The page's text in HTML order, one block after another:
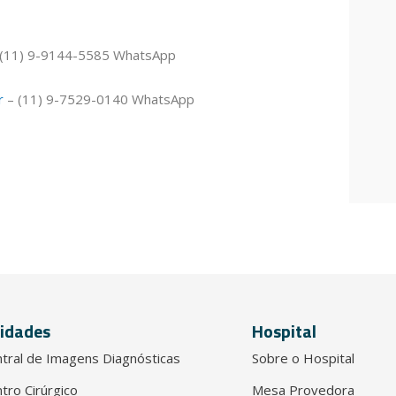
9-9144-5585 WhatsApp
– (11) 9-7529-0140 WhatsApp
de Imagens Diagnósticas
Cirúrgico
Hospital
Sobre o Hospital
Mesa Provedora